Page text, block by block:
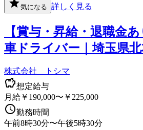
気になる 詳しく見る
【賞与・昇給・退職金
車ドライバー｜埼玉県
株式会社 トシマ
想定給与
月給￥190,000〜￥225,000
勤務時間
午前8時30分〜午後5時30分